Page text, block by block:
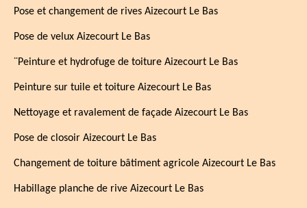
Pose et changement de rives Aizecourt Le Bas
Pose de velux Aizecourt Le Bas
¨Peinture et hydrofuge de toiture Aizecourt Le Bas
Peinture sur tuile et toiture Aizecourt Le Bas
Nettoyage et ravalement de façade Aizecourt Le Bas
Pose de closoir Aizecourt Le Bas
Changement de toiture bâtiment agricole Aizecourt Le Bas
Habillage planche de rive Aizecourt Le Bas